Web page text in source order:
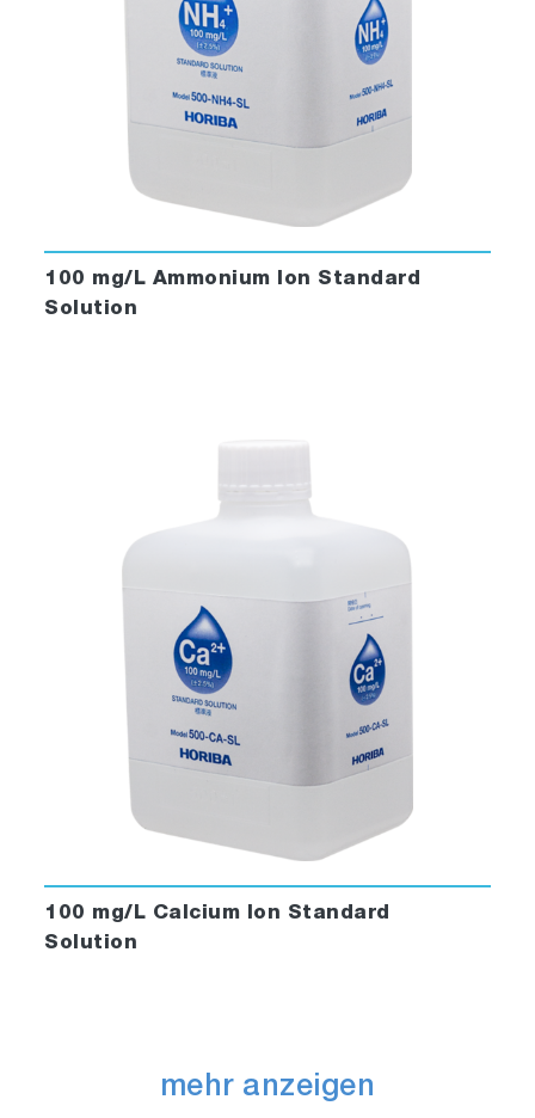
100 mg/L Ammonium Ion Standard
Solution
100 mg/L Calcium Ion Standard
Solution
mehr anzeigen